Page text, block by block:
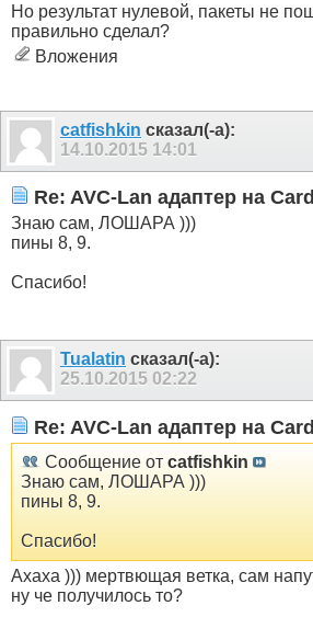
Но результат нулевой, пакеты не
правильно сделал?
Вложения
catfishkin сказал(-а):
14.10.2015 14:01
Re: AVC-Lan адаптер на
Знаю сам, ЛОШАРА )))
пины 8, 9.
Спасибо!
Tualatin сказал(-а):
25.10.2015 02:22
Re: AVC-Lan адаптер на
Сообщение от catfishkin
Знаю сам, ЛОШАРА )))
пины 8, 9.
Спасибо!
Ахаха ))) мертвющая ветка, сам
ну че получилось то?